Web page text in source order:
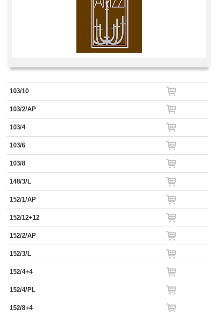
103/10
103/2/AP
103/4
103/6
103/8
148/3/L
152/1/AP
152/12+12
152/2/AP
152/3/L
152/4+4
152/4/PL
152/8+4